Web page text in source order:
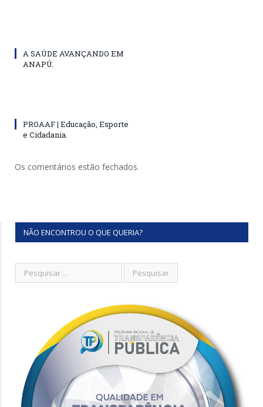
A SAÚDE AVANÇANDO EM
ANAPÚ.
PROAAF | Educação, Esporte
e Cidadania.
Os comentários estão fechados.
NÃO ENCONTROU O QUE QUERIA?